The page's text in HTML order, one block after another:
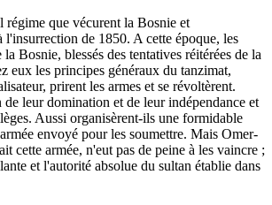
régime que vécurent la Bosnie et
de 1850. A cette époque, les
Bosnie, blessés des tentatives réitérées de la
eux les principes généraux du tanzimat,
prirent les armes et se révoltèrent.
leur domination et de leur indépendance et
Aussi organisèrent-ils une formidable
envoyé pour les soumettre. Mais Omer-
cette armée, n'eut pas de peine à les vaincre ;
et l'autorité absolue du sultan établie dans